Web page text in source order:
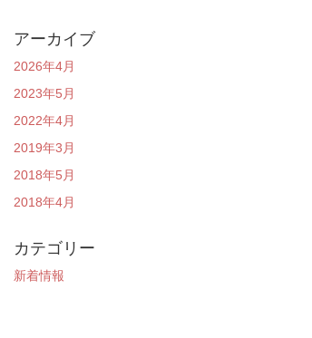
アーカイブ
2026年4月
2023年5月
2022年4月
2019年3月
2018年5月
2018年4月
カテゴリー
新着情報